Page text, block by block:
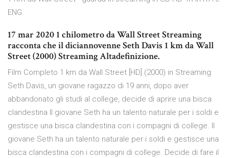
ENG.
17 mar 2020 1 chilometro da Wall Street Streaming
racconta che il diciannovenne Seth Davis 1 km da Wall
Street (2000) Streaming Altadefinizione.
Film Completo 1 km da Wall Street [HD] (2000) in Streaming
Seth Davis, un giovane ragazzo di 19 anni, dopo aver
abbandonato gli studi al college, decide di aprire una bisca
clandestina Il giovane Seth ha un talento naturale per i soldi e
gestisce una bisca clandestina con i compagni di college. Il
giovane Seth ha un talento naturale per i soldi e gestisce una
bisca clandestina con i compagni di college. Decide di fare il